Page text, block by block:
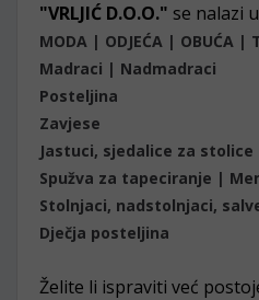
"VRLJIĆ D.O.O." se nalazi
MODA | ODJEĆA | OBUĆA |
Madraci | Nadmadraci
Posteljina
Zavjese
Jastuci, sjedalice za stolice
Spužva za tapeciranje |
Stolnjaci, nadstolnjaci,
Dječja posteljina
Želite li ispraviti već